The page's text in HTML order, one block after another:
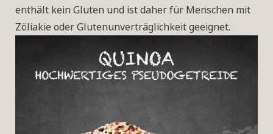
enthält kein Gluten und ist daher für Menschen mit
Zöliakie oder Glutenunverträglichkeit geeignet.